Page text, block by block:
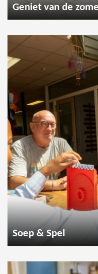
Soep & Spel